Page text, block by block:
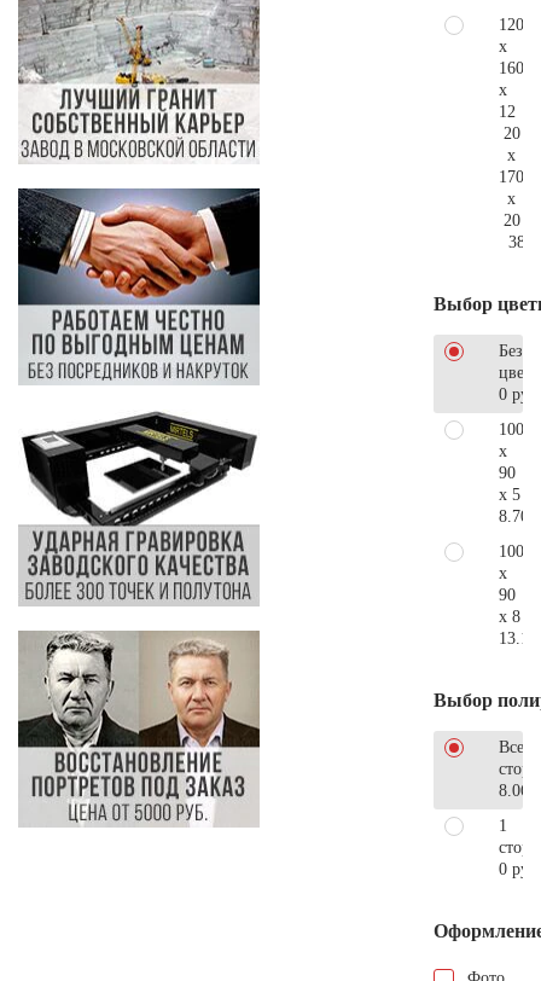
120
x
160
x
12
20
x
170
x
20
Выбор
Без
0 руб.
100
x
90
x 5
100
x
90
x 8
Выбор
Все
1
0 руб.